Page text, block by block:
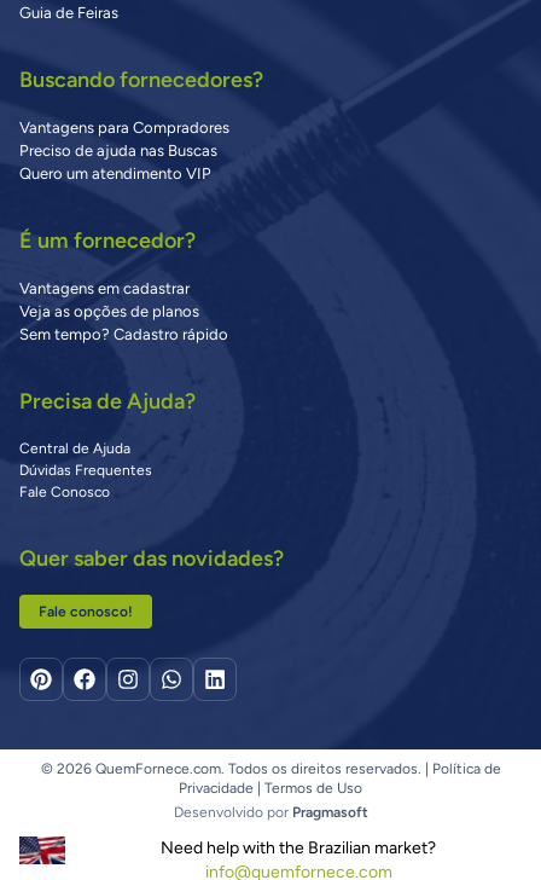
Guia de Feiras
Buscando fornecedores?
Vantagens para Compradores
Preciso de ajuda nas Buscas
Quero um atendimento VIP
É um fornecedor?
Vantagens em cadastrar
Veja as opções de planos
Sem tempo? Cadastro rápido
Precisa de Ajuda?
Central de Ajuda
Dúvidas Frequentes
Fale Conosco
Quer saber das novidades?
Fale conosco!
© 2026 QuemFornece.com. Todos os direitos reservados. |
Política de
Privacidade
Termos de Uso
Desenvolvido por Pragmasoft
Need help with the Brazilian market?
info@quemfornece.com